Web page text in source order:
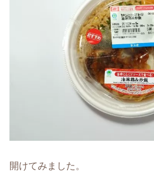
開けてみました。